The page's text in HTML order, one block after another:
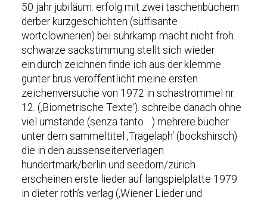
50 jahr jubiläum. erfolg mit zwei taschenbüchern
derber kurzgeschichten (süffisante
wortclownerien) bei suhrkamp macht nicht froh.
schwarze sackstimmung stellt sich wieder
ein.durch zeichnen finde ich aus der klemme.
günter brus veröffentlicht meine ersten
zeichenversuche von 1972 in schastrommel nr.
12. (‚Biometrische Texte‘). schreibe danach ohne
viel umstände (senza tanto . .) mehrere bücher
unter dem sammeltitel ‚Tragelaph‘ (bockshirsch)
die in den aussenseiterverlagen
hundertmark/berlin und seedorn/zürich
erscheinen erste lieder auf langspielplatte 1979
in dieter roth’s verlag (‚Wiener Lieder und